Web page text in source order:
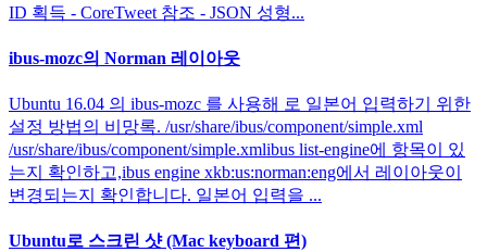
ID 획득 - CoreTweet 참조 - JSON 성형...
ibus-mozc의 Norman 레이아웃
Ubuntu 16.04 의 ibus-mozc 를 사용해 로 일본어 입력하기 위한
설정 방법의 비망록. /usr/share/ibus/component/simple.xml
/usr/share/ibus/component/simple.xmlibus list-engine에 항목이 있
는지 확인하고,ibus engine xkb:us:norman:eng에서 레이아웃이
변경되는지 확인합니다. 일본어 입력을 ...
Ubuntu로 스크린 샷 (Mac keyboard 편)